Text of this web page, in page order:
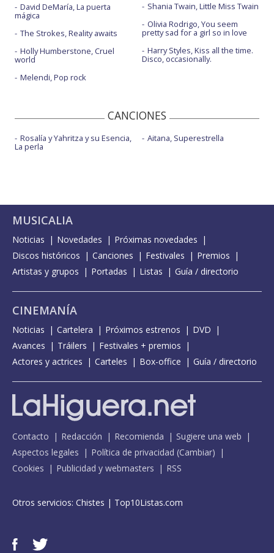
David DeMaría, La puerta
mágica
The Strokes, Reality awaits
Holly Humberstone, Cruel
world
Melendi, Pop rock
Shania Twain, Little Miss Twain
Olivia Rodrigo, You seem
pretty sad for a girl so in love
Harry Styles, Kiss all the time.
Disco, occasionally.
CANCIONES
Rosalía y Yahritza y su Esencia,
La perla
Aitana, Superestrella
MUSICALIA
Noticias Novedades
Próximas novedades
Discos históricos
Canciones Festivales
Premios
Artistas y grupos
Portadas Listas Guía / directorio
CINEMANÍA
Noticias Cartelera Próximos estrenos
DVD
Avances
Tráilers
Festivales + premios
Actores y actrices
Carteles Box-office Guía / directorio
Contacto Redacción Recomienda
Sugiere una web
Aspectos legales
Política de privacidad (Cambiar)
Cookies
Publicidad y webmasters RSS
Otros servicios: Chistes | Top10Listas.com